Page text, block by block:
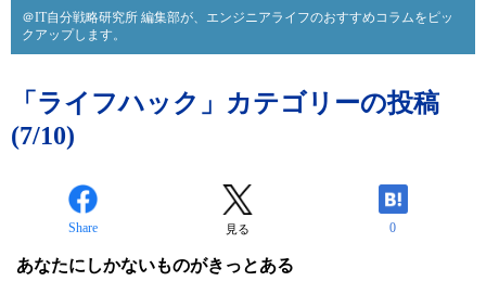
＠IT自分戦略研究所 編集部が、エンジニアライフのおすすめコラムをピッ
クアップします。
「ライフハック」カテゴリーの投稿
(7/10)
Share 見る 0
あなたにしかないものがきっとある